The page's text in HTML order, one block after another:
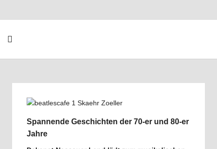
Spannende Geschichten der 70-er und 80-er
Jahre